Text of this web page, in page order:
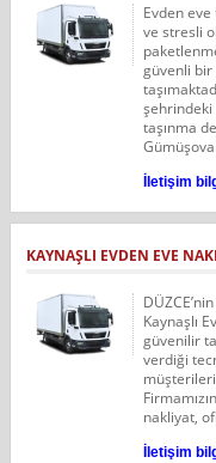
Evden
ve stresli
güvenli
taşınma
İletişim
KAYNAŞLI EVDEN EVE
Kaynaşlı
güvenilir
verdiği
nakliyat,
İletişim